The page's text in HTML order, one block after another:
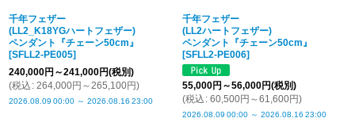
千年フェザー
(LL2_K18YGハートフェザー)
ペンダント『チェーン50cm』
[SFLL2-PE005]
240,000円 ～241,000円(税別)
(税込 : 264,000円 ～265,100円)
2026.08.09 00:00 ～ 2026.08.16 23:00
千年フェザー
(LL2ハートフェザー)
ペンダント『チェーン50cm』
[SFLL2-PE006]
55,000円 ～56,000円(税別)
(税込 : 60,500円 ～61,600円)
2026.08.09 00:00 ～ 2026.08.16 23:00